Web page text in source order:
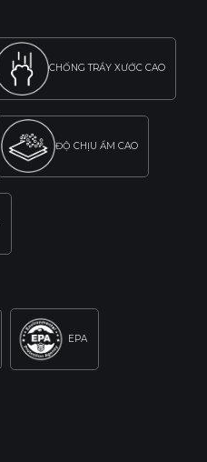
CHỐNG TRẦY XƯỚC CAO
ĐỘ CHỊU ẨM CAO
EPA